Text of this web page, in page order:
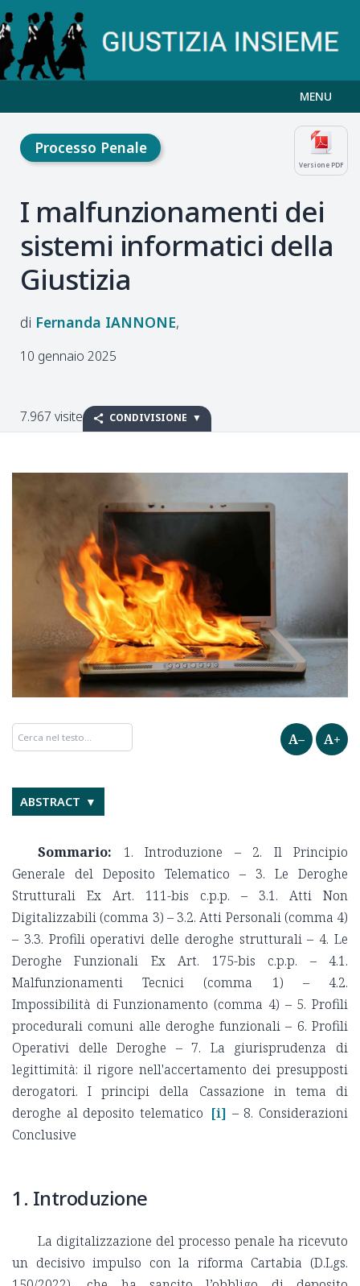
MENU
Versione PDF
Processo Penale
I malfunzionamenti dei
sistemi informatici della
Giustizia
Fernanda IANNONE
10 gennaio 2025
7.967 visite CONDIVISIONE
A– A+
ABSTRACT
Sommario: 1. Introduzione – 2. Il Principio
Generale del Deposito Telematico – 3. Le Deroghe
Strutturali Ex Art. 111-bis c.p.p. – 3.1. Atti Non
Digitalizzabili (comma 3) – 3.2. Atti Personali (comma 4)
– 3.3. Profili operativi delle deroghe strutturali – 4. Le
Deroghe Funzionali Ex Art. 175-bis c.p.p. – 4.1.
Malfunzionamenti Tecnici (comma 1) – 4.2.
Impossibilità di Funzionamento (comma 4) – 5. Profili
procedurali comuni alle deroghe funzionali – 6. Profili
Operativi delle Deroghe – 7. La giurisprudenza di
legittimità: il rigore nell'accertamento dei presupposti
derogatori. I principi della Cassazione in tema di
deroghe al deposito telematico [i] – 8. Considerazioni
Conclusive
1. Introduzione
La digitalizzazione del processo penale ha ricevuto
un decisivo impulso con la riforma Cartabia (D.Lgs.